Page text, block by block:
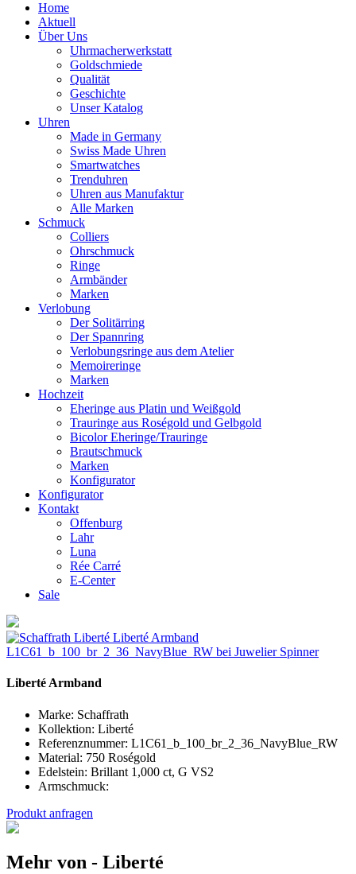
Home
Aktuell
Über Uns
Uhrmacherwerkstatt
Goldschmiede
Qualität
Geschichte
Unser Katalog
Uhren
Made in Germany
Swiss Made Uhren
Smartwatches
Trenduhren
Uhren aus Manufaktur
Alle Marken
Schmuck
Colliers
Ohrschmuck
Ringe
Armbänder
Marken
Verlobung
Der Solitärring
Der Spannring
Verlobungsringe aus dem Atelier
Memoireringe
Marken
Hochzeit
Eheringe aus Platin und Weißgold
Trauringe aus Roségold und Gelbgold
Bicolor Eheringe/Trauringe
Brautschmuck
Marken
Konfigurator
Konfigurator
Kontakt
Offenburg
Lahr
Luna
Rée Carré
E-Center
Sale
Liberté Armband
Marke: Schaffrath
Kollektion: Liberté
Referenznummer: L1C61_b_100_br_2_36_NavyBlue_RW
Material: 750 Roségold
Edelstein: Brillant 1,000 ct, G VS2
Armschmuck:
Produkt anfragen
Mehr von - Liberté